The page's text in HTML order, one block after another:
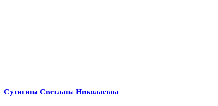
Сутягина Светлана Николаевна